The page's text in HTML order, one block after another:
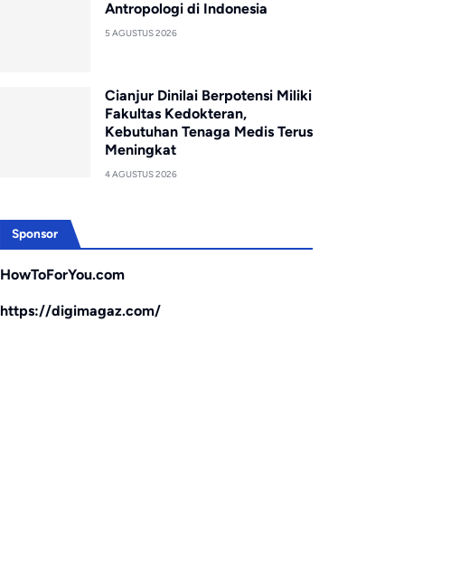
Antropologi di Indonesia
5 AGUSTUS 2026
Cianjur Dinilai Berpotensi Miliki
Fakultas Kedokteran,
Kebutuhan Tenaga Medis Terus
Meningkat
4 AGUSTUS 2026
Sponsor
HowToForYou.com
https://digimagaz.com/